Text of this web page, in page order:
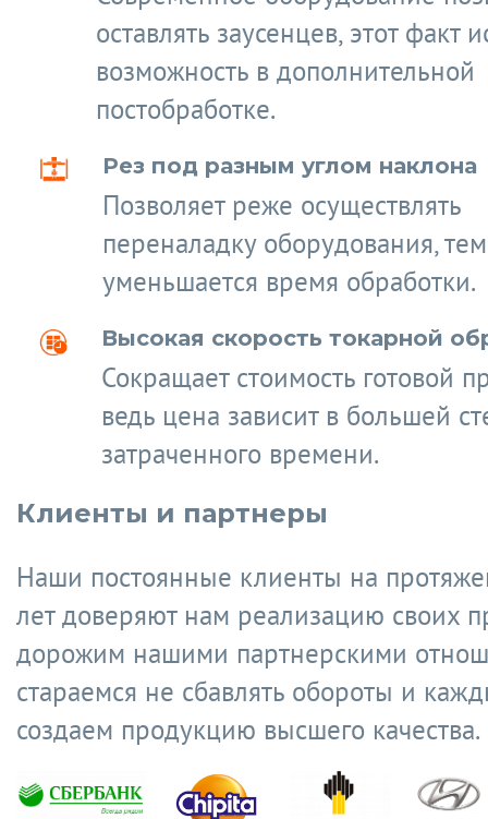
оставлять заусенцев, этот факт
возможность в дополнительной
постобработке.
Рез под разным углом наклона
Позволяет реже осуществлять
переналадку оборудования,
уменьшается время обработки.
Высокая скорость токарной
Сокращает стоимость готовой
ведь цена зависит в большей
затраченного времени.
Клиенты и партнеры
Наши постоянные клиенты на
лет доверяют нам реализацию своих
дорожим нашими партнерскими
стараемся не сбавлять обороты и
создаем продукцию высшего качества.